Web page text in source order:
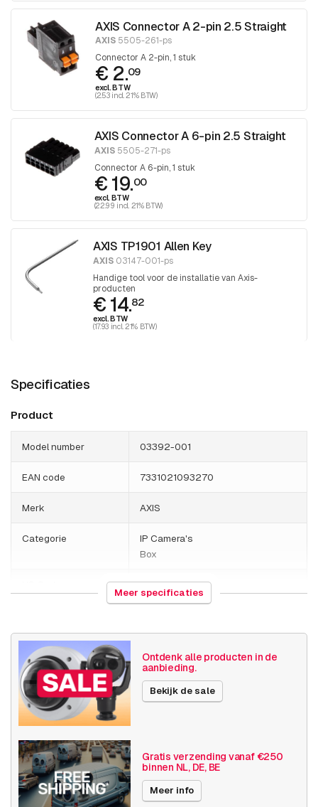
AXIS Connector A 2-pin 2.5 Straight
AXIS 5505-261-ps
Connector A 2-pin, 1 stuk
€ 2.09
excl. BTW
(2.53 incl. 21% BTW)
AXIS Connector A 6-pin 2.5 Straight
AXIS5505-271-ps
Connector A 6-pin, 1 stuk
€ 19.00
excl. BTW
(22.99 incl. 21% BTW)
AXIS TP1901 Allen Key
AXIS 03147-001-ps
Handige tool voor de installatie van Axis-
producten
€ 14.82
excl. BTW
(17.93 incl. 21% BTW)
Specificaties
Product
Model number 03392-001
EAN code 7331021093270
Merk AXIS
Categorie
IP Camera's
Box
852589
Gewicht
Grootte (lxbxh) 240 x 230 x 100 millimeters
Camera
eigenschappen
Binnen camera
Basis functionaliteit
Dag en nacht
Invoer / uitvoer
Audio
SD opslag
Meer specificaties
Ontdenk alle producten in de
aanbieding.
Bekijk de sale
Gratis verzending vanaf €250
binnen NL, DE, BE
Meer info